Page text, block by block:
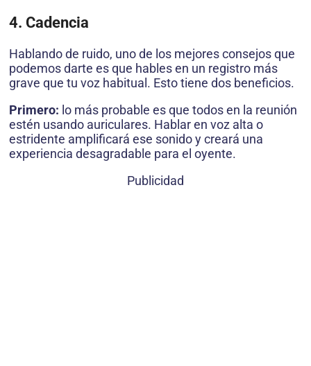
4. Cadencia
Hablando de ruido, uno de los mejores consejos que
podemos darte es que hables en un registro más
grave que tu voz habitual. Esto tiene dos beneficios.
Primero: lo más probable es que todos en la reunión
estén usando auriculares. Hablar en voz alta o
estridente amplificará ese sonido y creará una
experiencia desagradable para el oyente.
Publicidad